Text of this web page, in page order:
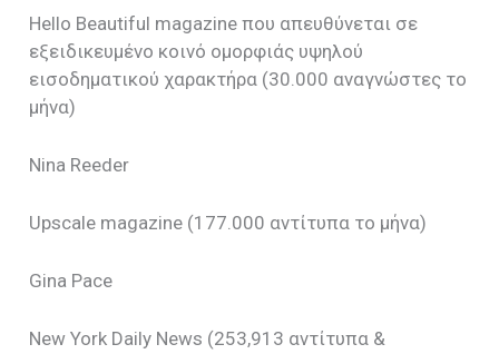
Hello Beautiful magazine που απευθύνεται σε
εξειδικευμένο κοινό ομορφιάς υψηλού
εισοδηματικού χαρακτήρα (30.000 αναγνώστες το
μήνα)
Nina Reeder
Upscale magazine (177.000 αντίτυπα το μήνα)
Gina Pace
New York Daily News (253,913 αντίτυπα &